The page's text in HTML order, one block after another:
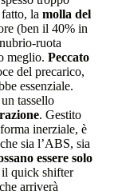
la molla del
(ben il 40% in
ruota
meglio. Peccato
del precarico,
essenziale.
tassello
. Gestito
inerziale, è
sia l’ABS, sia
essere solo
il quick shifter
arriverà